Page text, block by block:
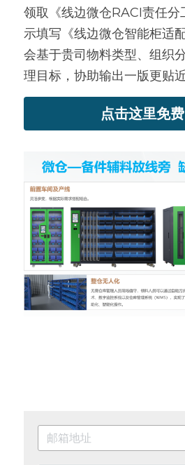
领取《线边微仓RACI责任分
示填写《线边微仓智能柜适
会基于贵司物料类型、组织
理目标，协助输出一版更贴
点击这里免